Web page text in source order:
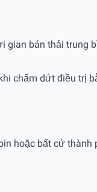
bán thải trung
chấm dứt điều trị
hoặc bất cứ